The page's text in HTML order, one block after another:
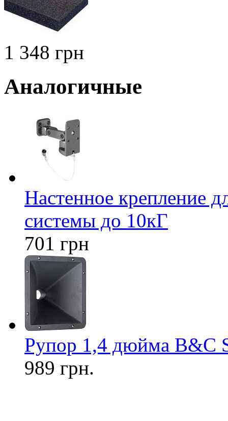
1 348 грн
Аналогичные
Настенное крепление
системы до 10кГ
701 грн
Рупор 1,4 дюйма B&C
989 грн.